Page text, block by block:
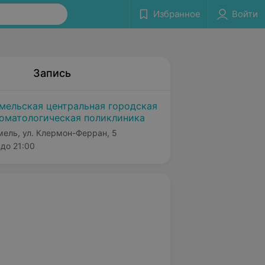
Избранное Войти
Запись
центральная городская
поликлиника
ул. Клермон-Ферран, 5
до 21:00